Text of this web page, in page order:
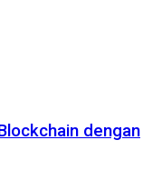
dengan